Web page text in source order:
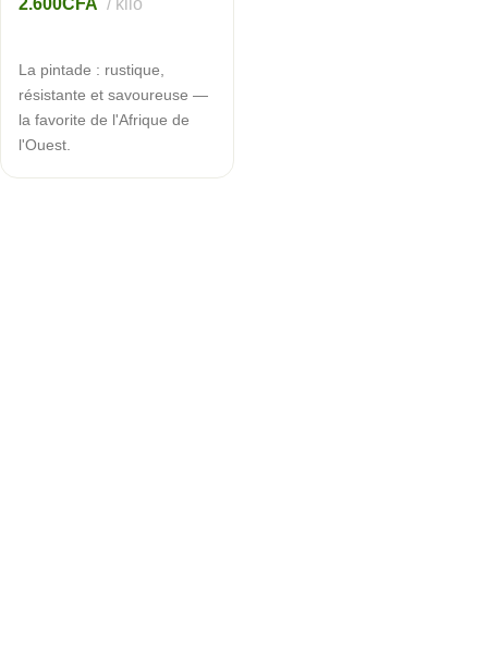
2.600CFA kilo
La pintade : rustique,
résistante et savoureuse —
la favorite de l'Afrique de
l'Ouest.